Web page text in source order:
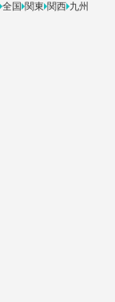
全国 関東 関西 九州